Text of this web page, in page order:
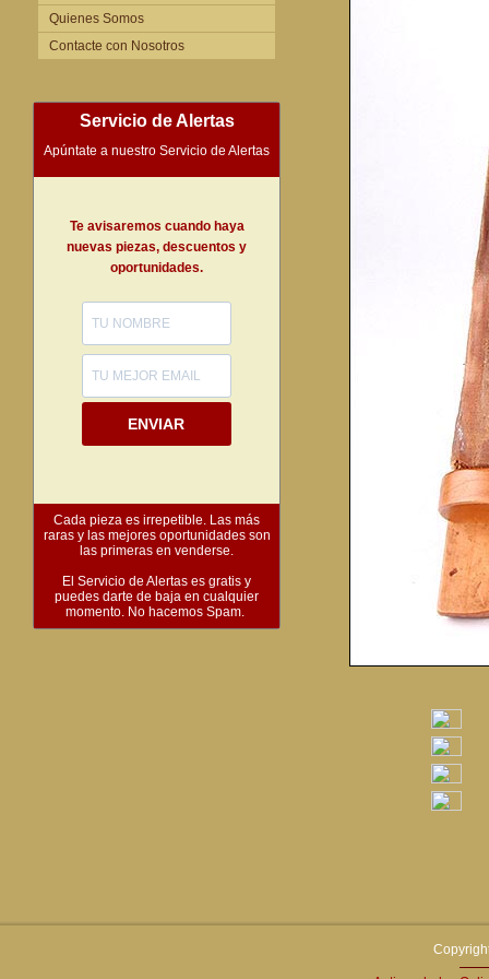
Quienes Somos
Contacte con Nosotros
Servicio de Alertas
Apúntate a nuestro Servicio de Alertas
Te avisaremos cuando haya
nuevas piezas, descuentos y
oportunidades.
ENVIAR
Cada pieza es irrepetible. Las más
raras y las mejores oportunidades son
las primeras en venderse.
El Servicio de Alertas es gratis y
puedes darte de baja en cualquier
momento. No hacemos Spam.